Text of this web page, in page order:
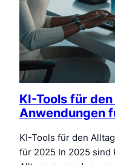
KI-Tools für
Anwendungen
KI-Tools für den
für 2025 In 2025 sind